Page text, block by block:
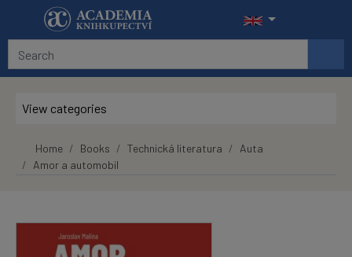
Skip to main content
View categories
Home Books Technická literatura
Auta
Amor a automobil